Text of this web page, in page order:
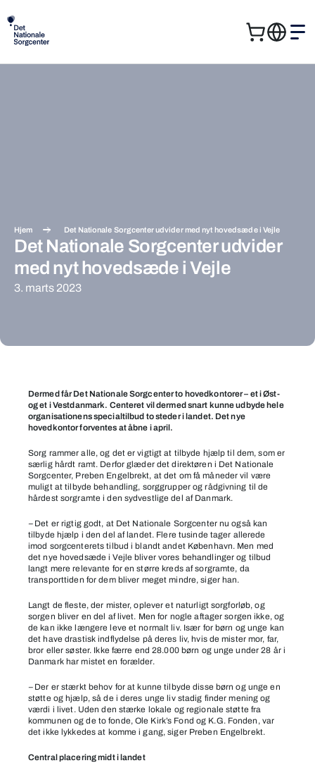
Kurv
Hjem Det Nationale Sorgcenter udvider med nyt hovedsæde i Vejle
Det Nationale Sorgcenter udvider
med nyt hovedsæde i Vejle
3. marts 2023
Nationale
Sorgcenter
udvider
hovedsæde
Dermed får Det Nationale Sorgcenter to hovedkontorer – et i Øst-
og et i Vestdanmark. Centeret vil dermed snart kunne udbyde hele
organisationens specialtilbud to steder i landet. Det nye
hovedkontor forventes at åbne i april.
Sorg rammer alle, og det er vigtigt at tilbyde hjælp til dem, som er
særlig hårdt ramt. Derfor glæder det direktøren i Det Nationale
Sorgcenter, Preben Engelbrekt, at det om få måneder vil være
muligt at tilbyde behandling, sorggrupper og rådgivning til de
hårdest sorgramte i den sydvestlige del af Danmark.
–Det er rigtig godt, at Det Nationale Sorgcenter nu også kan
tilbyde hjælp i den del af landet. Flere tusinde tager allerede
imod sorgcenterets tilbud i blandt andet København. Men med
det nye hovedsæde i Vejle bliver vores behandlinger og tilbud
langt mere relevante for en større kreds af sorgramte, da
transporttiden for dem bliver meget mindre, siger han.
Langt de fleste, der mister, oplever et naturligt sorgforløb, og
sorgen bliver en del af livet. Men for nogle aftager sorgen ikke, og
de kan ikke længere leve et normalt liv. Især for børn og unge kan
det have drastisk indflydelse på deres liv, hvis de mister mor, far,
bror eller søster. Ikke færre end 28.000 børn og unge under 28 år i
Danmark har mistet en forælder.
–Der er stærkt behov for at kunne tilbyde disse børn og unge en
støtte og hjælp, så de i deres unge liv stadig finder mening og
værdi i livet. Uden den stærke lokale og regionale støtte fra
kommunen og de to fonde, Ole Kirk’s Fond og K.G. Fonden, var
det ikke lykkedes at komme i gang, siger Preben Engelbrekt.
Central placering midt i landet